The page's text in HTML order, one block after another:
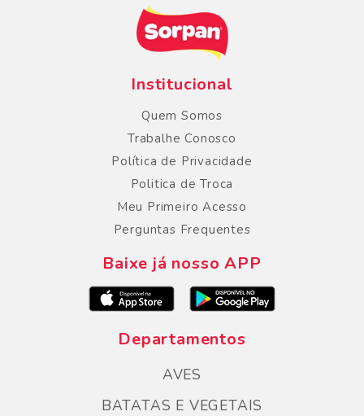
Institucional
Quem Somos
Trabalhe Conosco
Política de Privacidade
Politica de Troca
Meu Primeiro Acesso
Perguntas Frequentes
Baixe já nosso APP
Departamentos
AVES
BATATAS E VEGETAIS